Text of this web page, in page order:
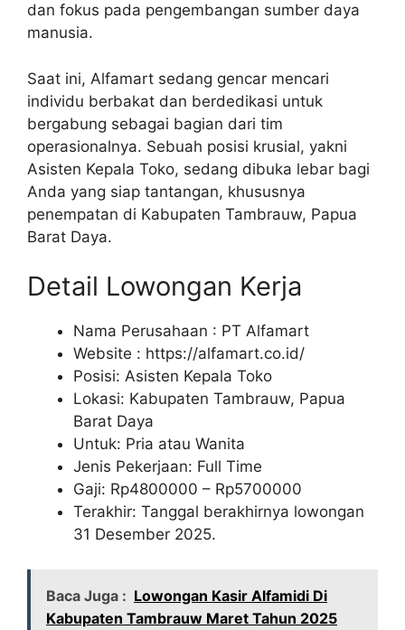
dan fokus pada pengembangan sumber daya
manusia.
Saat ini, Alfamart sedang gencar mencari
individu berbakat dan berdedikasi untuk
bergabung sebagai bagian dari tim
operasionalnya. Sebuah posisi krusial, yakni
Asisten Kepala Toko, sedang dibuka lebar bagi
Anda yang siap tantangan, khususnya
penempatan di Kabupaten Tambrauw, Papua
Barat Daya.
Detail Lowongan Kerja
Nama Perusahaan : PT Alfamart
Website : https://alfamart.co.id/
Posisi: Asisten Kepala Toko
Lokasi: Kabupaten Tambrauw, Papua
Barat Daya
Untuk: Pria atau Wanita
Jenis Pekerjaan: Full Time
Gaji: Rp4800000 – Rp5700000
Terakhir: Tanggal berakhirnya lowongan
31 Desember 2025.
Baca Juga : Lowongan Kasir Alfamidi Di
Kabupaten Tambrauw Maret Tahun 2025